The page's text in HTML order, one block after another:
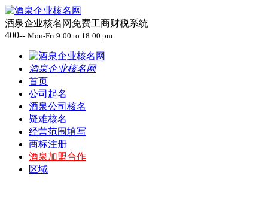
酒泉企业核名网免费工商财税系统
400-- Mon-Fri 9:00 to 18:00 pm
酒泉企业核名网
首页
公司起名
酒泉公司核名
疑难核名
经营范围填写
商标注册
酒泉加盟合作
区域